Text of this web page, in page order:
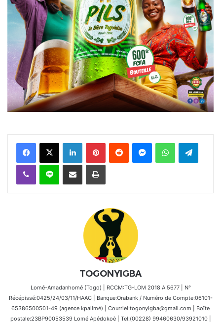
FacebookX Linkedin PinterestReddit MessengerWhatsAppTelegram
Viber Ligne Partager par email Imprimer
TOGONYIGBA
Lomé-Amadanhomé (Togo) | RCCM:TG-LOM 2018 A 5677 | N°
Récépissé:0425/24/03/11/HAAC | Banque:Orabank / Numéro de Compte:06101-
65386500501-49 (agence kpalimé) | Courriel:togonyigba@gmail.com | Boîte
postale:23BP90053539 Lomé Apédokoè | Tel:(00228) 99460630/93921010 |